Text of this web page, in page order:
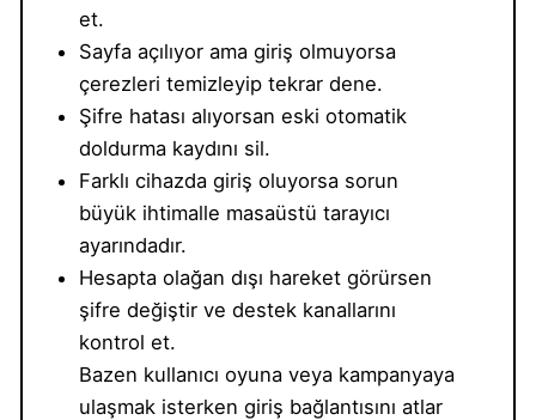
et.
Sayfa açılıyor ama giriş olmuyorsa
çerezleri temizleyip tekrar dene.
Şifre hatası alıyorsan eski otomatik
doldurma kaydını sil.
Farklı cihazda giriş oluyorsa sorun
büyük ihtimalle masaüstü tarayıcı
ayarındadır.
Hesapta olağan dışı hareket görürsen
şifre değiştir ve destek kanallarını
kontrol et.
Bazen kullanıcı oyuna veya kampanyaya
ulaşmak isterken giriş bağlantısını atlar